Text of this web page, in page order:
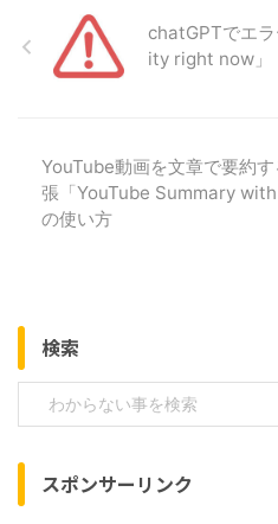
chatGPTでエ
ity right now」
YouTube動画を文章で要約
張「YouTube Summary with
の使い方
検索
スポンサーリンク